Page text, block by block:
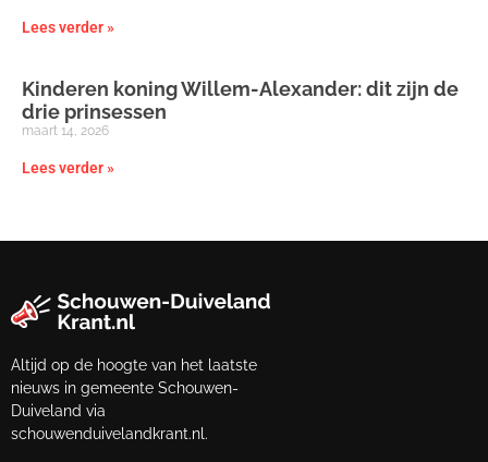
Lees verder »
Kinderen koning Willem-Alexander: dit zijn de
drie prinsessen
maart 14, 2026
Lees verder »
Altijd op de hoogte van het laatste
nieuws in gemeente Schouwen-
Duiveland via
schouwenduivelandkrant.nl.